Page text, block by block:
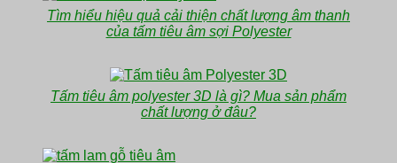
Tìm hiểu hiệu quả cải thiện chất lượng âm thanh
của tấm tiêu âm sợi Polyester
Tấm tiêu âm polyester 3D là gì? Mua sản phẩm
chất lượng ở đâu?